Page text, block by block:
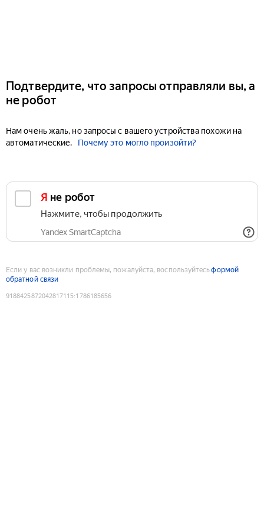
Подтвердите, что запросы отправляли вы, а
не робот
Нам очень жаль, но запросы с вашего устройства похожи на
автоматические.
Почему это могло произойти?
Я не робот
Нажмите, чтобы продолжить
Yandex SmartCaptcha
Если у вас возникли проблемы, пожалуйста, воспользуйтесьформой
обратной связи
9188425872042817115:1786185656